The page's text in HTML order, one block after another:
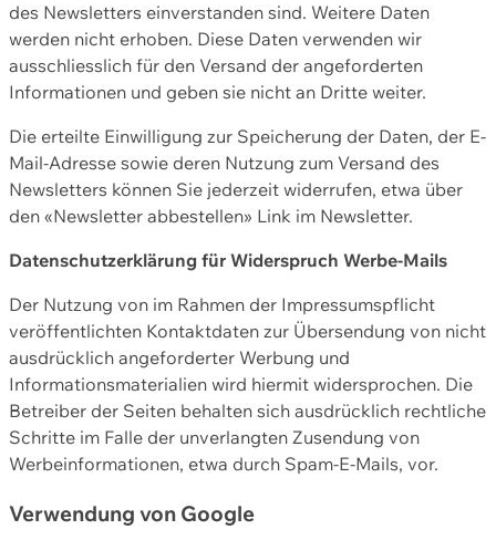
des Newsletters einverstanden sind. Weitere Daten
werden nicht erhoben. Diese Daten verwenden wir
ausschliesslich für den Versand der angeforderten
Informationen und geben sie nicht an Dritte weiter.
Die erteilte Einwilligung zur Speicherung der Daten, der E-
Mail-Adresse sowie deren Nutzung zum Versand des
Newsletters können Sie jederzeit widerrufen, etwa über
den «Newsletter abbestellen» Link im Newsletter.
Datenschutzerklärung für Widerspruch Werbe-Mails
Der Nutzung von im Rahmen der Impressumspflicht
veröffentlichten Kontaktdaten zur Übersendung von nicht
ausdrücklich angeforderter Werbung und
Informationsmaterialien wird hiermit widersprochen. Die
Betreiber der Seiten behalten sich ausdrücklich rechtliche
Schritte im Falle der unverlangten Zusendung von
Werbeinformationen, etwa durch Spam-E-Mails, vor.
Verwendung von Google